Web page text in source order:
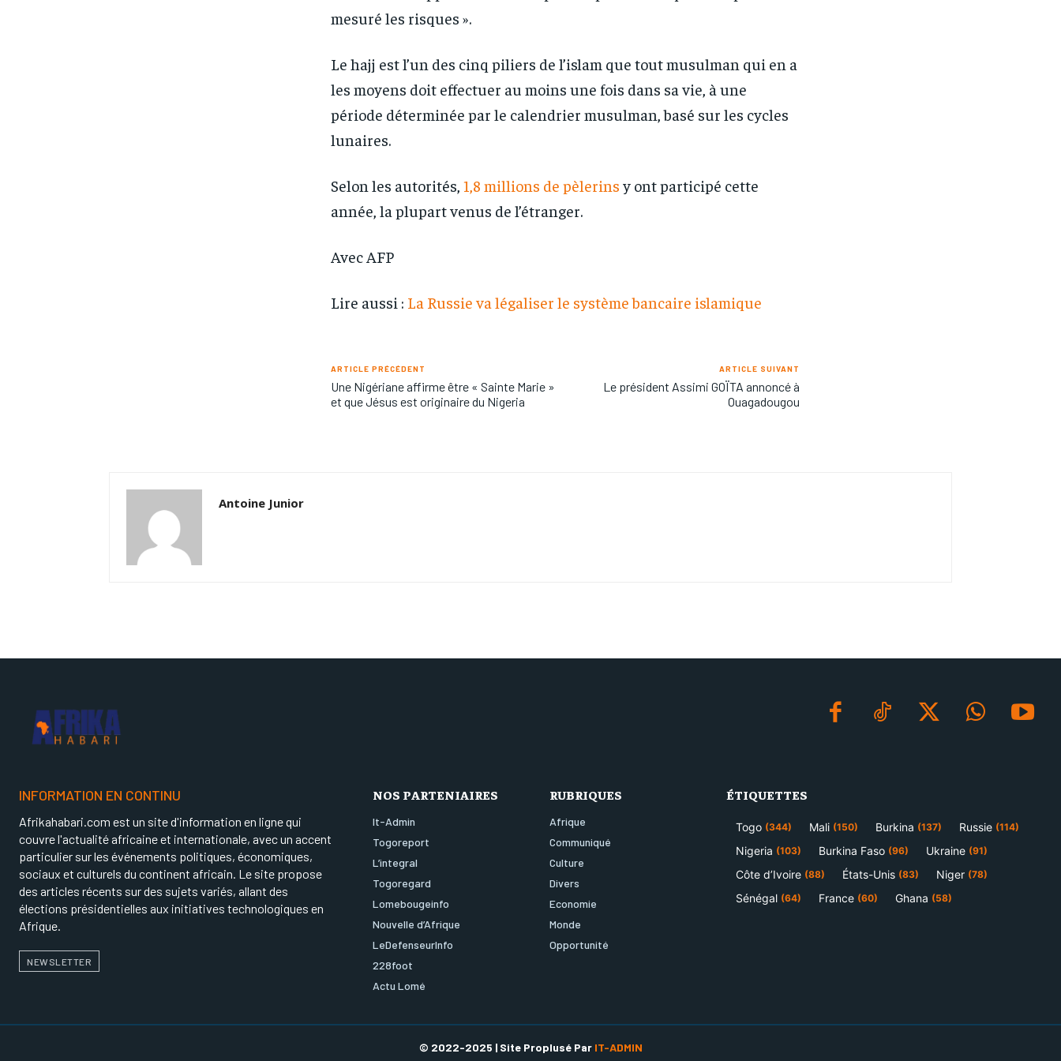
mesuré les risques ».
Le hajj est l’un des cinq piliers de l’islam que tout musulman qui en a
les moyens doit effectuer au moins une fois dans sa vie, à une
période déterminée par le calendrier musulman, basé sur les cycles
lunaires.
Selon les autorités, 1,8 millions de pèlerins y ont participé cette
année, la plupart venus de l’étranger.
Avec AFP
Lire aussi : La Russie va légaliser le système bancaire islamique
ARTICLE PRÉCÉDENT
Une Nigériane affirme être « Sainte Marie »
et que Jésus est originaire du Nigeria
ARTICLE SUIVANT
Le président Assimi GOÏTA annoncé à
Ouagadougou
Antoine Junior
INFORMATION EN CONTINU
Afrikahabari.com est un site d'information en ligne qui
couvre l'actualité africaine et internationale, avec un accent
particulier sur les événements politiques, économiques,
sociaux et culturels du continent africain. Le site propose
des articles récents sur des sujets variés, allant des
élections présidentielles aux initiatives technologiques en
Afrique.
NEWSLETTER
NOS PARTENIAIRES
It-Admin
Togoreport
L’integral
Togoregard
Lomebougeinfo
Nouvelle d’Afrique
LeDefenseurInfo
228foot
Actu Lomé
RUBRIQUES
Afrique
Communiqué
Culture
Divers
Economie
Monde
Opportunité
ÉTIQUETTES
Togo (344) Mali (150) Burkina (137) Russie (114)
Nigeria (103) Burkina Faso (96) Ukraine (91)
Côte d’Ivoire (88) États-Unis (83) Niger (78)
Sénégal (64) France (60) Ghana (58)
© 2022-2025 | Site Proplusé Par IT-ADMIN